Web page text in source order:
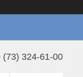
(73) 324-61-00